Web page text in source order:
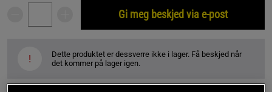
Gi meg beskjed via e-post
!
Dette produktet er dessverre ikke i lager. Få beskjed når
det kommer på lager igen.